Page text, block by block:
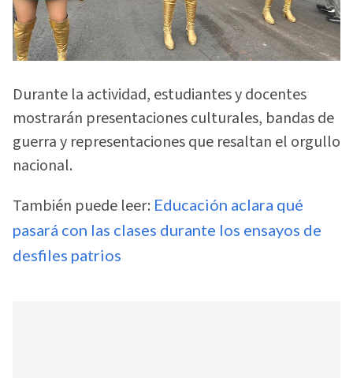
Durante la actividad, estudiantes y docentes
mostrarán presentaciones culturales, bandas de
guerra y representaciones que resaltan el orgullo
nacional.
También puede leer: Educación aclara qué
pasará con las clases durante los ensayos de
desfiles patrios